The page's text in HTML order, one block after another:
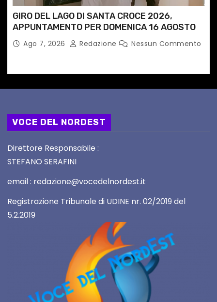
GIRO DEL LAGO DI SANTA CROCE 2026,
APPUNTAMENTO PER DOMENICA 16 AGOSTO
Ago 7, 2026 Redazione Nessun Commento
VOCE DEL NORDEST
Direttore Responsabile :
STEFANO SERAFINI
email : redazione@vocedelnordest.it
Registrazione Tribunale di UDINE nr. 02/2019 del
5.2.2019